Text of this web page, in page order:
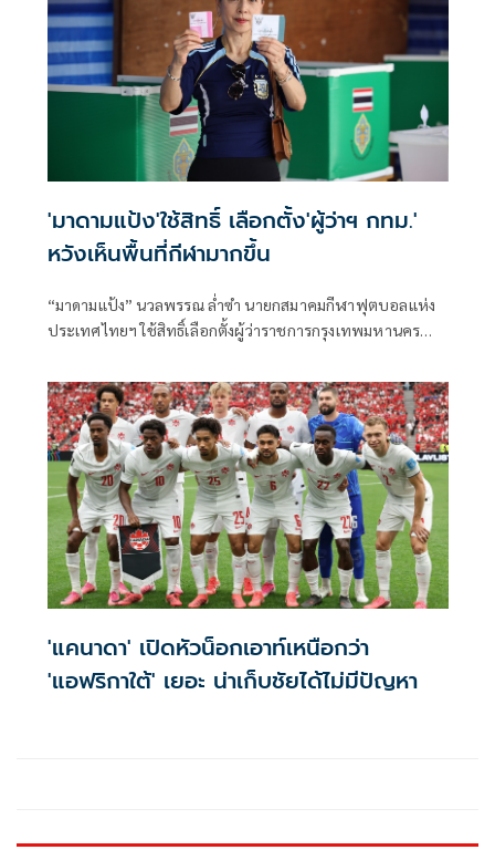
'มาดามแป้ง'ใช้สิทธิ์ เลือกตั้ง'ผู้ว่าฯ กทม.'
หวังเห็นพื้นที่กีฬามากขึ้น
“มาดามแป้ง” นวลพรรณ ล่ำซำ นายกสมาคมกีฬาฟุตบอลแห่ง
ประเทศไทยฯ ใช้สิทธิ์เลือกตั้งผู้ว่าราชการกรุงเทพมหานคร
'แคนาดา' เปิดหัวน็อกเอาท์เหนือกว่า
'แอฟริกาใต้' เยอะ น่าเก็บชัยได้ไม่มีปัญหา